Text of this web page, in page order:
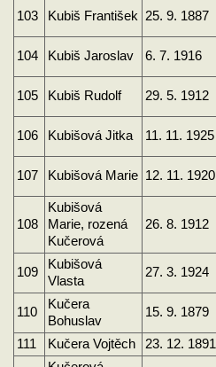
103 Kubiš František 25. 9. 1887
104 Kubiš Jaroslav 6. 7. 1916
105 Kubiš Rudolf 29. 5. 1912
106 Kubišová Jitka 11. 11. 1925
107 Kubišová Marie 12. 11. 1920
108
Kubišová
Marie, rozená
Kučerová
26. 8. 1912
109
Kubišová
Vlasta
27. 3. 1924
110
Kučera
Bohuslav
15. 9. 1879
111 Kučera Vojtěch
23. 12. 1891